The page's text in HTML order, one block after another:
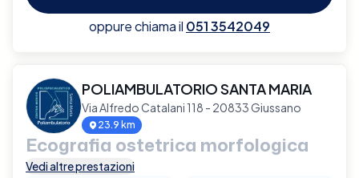
oppure chiama il 051 3542049
POLIAMBULATORIO SANTA MARIA
Via Alfredo Catalani 118 - 20833 Giussano
23.9 km
Ecografia ostetrica morfologica
Vedi altre prestazioni